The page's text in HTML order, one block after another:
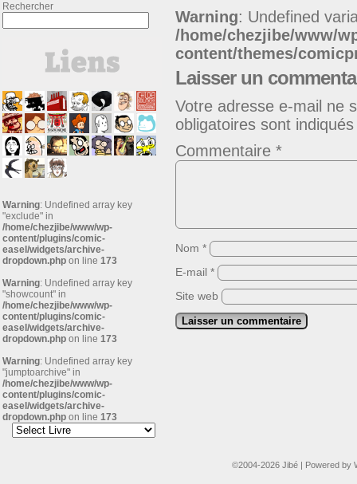
Rechercher
Warning: Undefined array key
"exclude" in
/home/chezjibe/www/wp-
content/plugins/comic-
easel/widgets/archive-
dropdown.php on line 173
Warning: Undefined array key
"showcount" in
/home/chezjibe/www/wp-
content/plugins/comic-
easel/widgets/archive-
dropdown.php on line 173
Warning: Undefined array key
"jumptoarchive" in
/home/chezjibe/www/wp-
content/plugins/comic-
easel/widgets/archive-
dropdown.php on line 173
Warning: Undefined
/home/chezjibe/www/
content/themes/
Laisser un
Votre adresse e-mail ne
obligatoires sont
Commentaire *
Nom *
E-mail *
Site web
©2004-2026 Jibé | Powered by